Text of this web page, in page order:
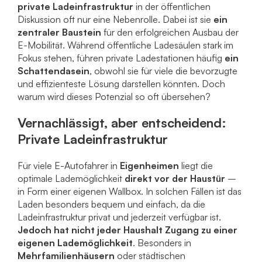
private Ladeinfrastruktur in der öffentlichen
Diskussion oft nur eine Nebenrolle. Dabei ist sie ein
zentraler Baustein für den erfolgreichen Ausbau der
E-Mobilität. Während öffentliche Ladesäulen stark im
Fokus stehen, führen private Ladestationen häufig ein
Schattendasein, obwohl sie für viele die bevorzugte
und effizienteste Lösung darstellen könnten. Doch
warum wird dieses Potenzial so oft übersehen?
Vernachlässigt, aber entscheidend:
Private Ladeinfrastruktur
Für viele E-Autofahrer in Eigenheimen liegt die
optimale Lademöglichkeit direkt vor der Haustür –
in Form einer eigenen Wallbox. In solchen Fällen ist das
Laden besonders bequem und einfach, da die
Ladeinfrastruktur privat und jederzeit verfügbar ist.
Jedoch hat nicht jeder Haushalt Zugang zu einer
eigenen Lademöglichkeit. Besonders in
Mehrfamilienhäusern oder städtischen